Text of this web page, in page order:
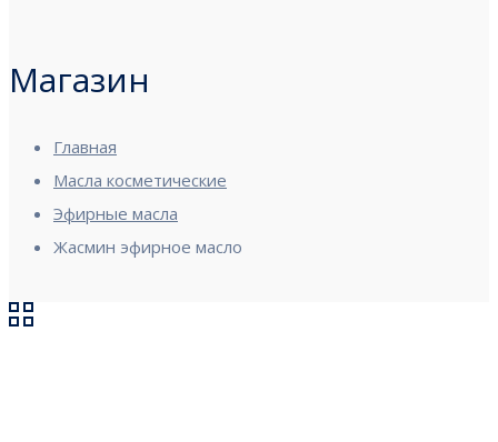
Магазин
Главная
Масла косметические
Эфирные масла
Жасмин эфирное масло